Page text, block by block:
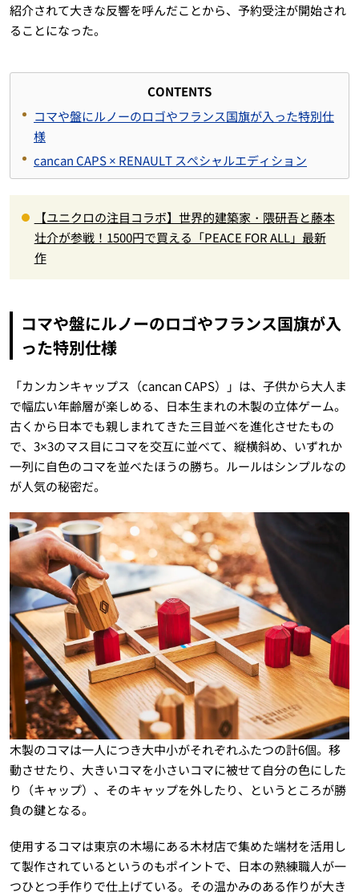
紹介されて大きな反響を呼んだことから、予約受注が開始され
ることになった。
CONTENTS
コマや盤にルノーのロゴやフランス国旗が入った特別仕
様
cancan CAPS × RENAULT スぺシャルエディション
【ユニクロの注目コラボ】世界的建築家・隈研吾と藤本
壮介が参戦！1500円で買える「PEACE FOR ALL」最新
作
コマや盤にルノーのロゴやフランス国旗が入
った特別仕様
「カンカンキャップス（cancan CAPS）」は、子供から大人ま
で幅広い年齢層が楽しめる、日本生まれの木製の立体ゲーム。
古くから日本でも親しまれてきた三目並べを進化させたもの
で、3×3のマス目にコマを交互に並べて、縦横斜め、いずれか
一列に自色のコマを並べたほうの勝ち。ルールはシンプルなの
が人気の秘密だ。
木製のコマは一人につき大中小がそれぞれふたつの計6個。移
動させたり、大きいコマを小さいコマに被せて自分の色にした
り（キャップ）、そのキャップを外したり、というところが勝
負の鍵となる。
使用するコマは東京の木場にある木材店で集めた端材を活用し
て製作されているというのもポイントで、日本の熟練職人が一
つひとつ手作りで仕上げている。その温かみのある作りが大き